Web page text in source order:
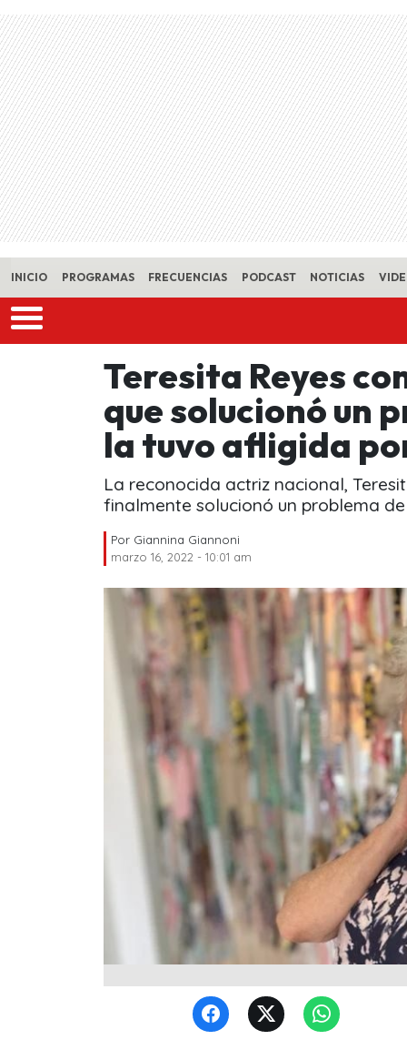
Skip to main content
INICIO PROGRAMAS FRECUENCIAS PODCAST NOTICIAS
Teresita Reyes
que solucionó un
la tuvo afligida
La reconocida actriz nacional,
finalmente solucionó un problema
Por Giannina Giannoni
marzo 16, 2022 - 10:01 am